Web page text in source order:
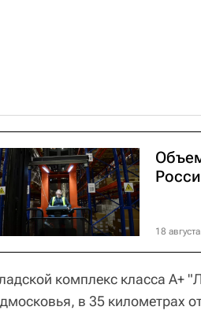
18
комплекс класса А+
в 35 километрах